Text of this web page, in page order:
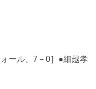
ール、7－0］●細越孝